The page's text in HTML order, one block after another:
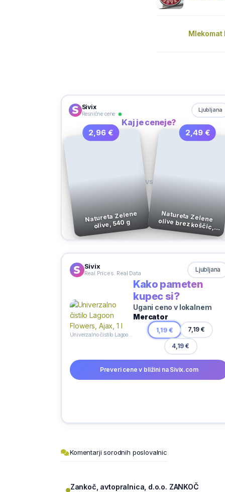
Mlekomat
Sivix
Resnične cene
Ljubljana
Kaj je ceneje?
2,96 €
Natureta Zelene
olive, 540 g
VS
2,49 €
Natureta Zelene olive brez koščic,
290 g
Sivix
Real Prices. Real Data Ljubljana
Kako pameten
kupec si?
Ugani ceno v lokalnem
Mercator
1,19 € 7,19 €
4,19 €
Preveri cene v bližini na Sivix.com
Komentarji sorodnih poslovalnic
Zankoč, avtopralnica, d.o.o. ZANKOČ